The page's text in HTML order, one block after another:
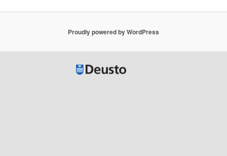
Proudly powered by WordPress